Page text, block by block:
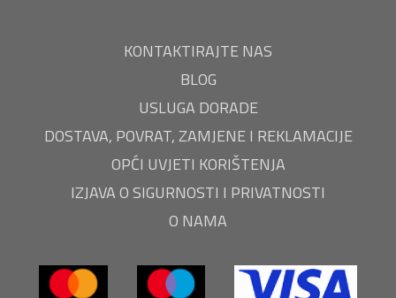
KONTAKTIRAJTE NAS
BLOG
USLUGA DORADE
DOSTAVA, POVRAT, ZAMJENE I REKLAMACIJE
OPĆI UVJETI KORIŠTENJA
IZJAVA O SIGURNOSTI I PRIVATNOSTI
O NAMA